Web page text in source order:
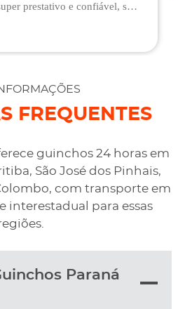
prestativo e confiável, são
mais próximo, sem
boa vontade.
FREQUENTES
guinchos 24 horas em
São José dos Pinhais,
com transporte em
interestadual para essas
Paraná